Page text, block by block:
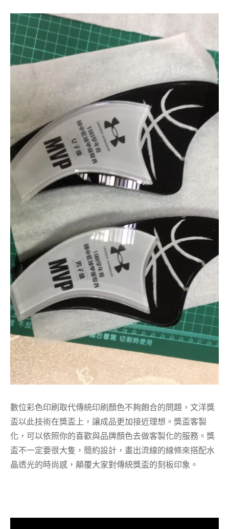
數位彩色印刷取代傳統印刷顏色不夠飽合的問題，文洋獎
盃以此技術在獎盃上，讓成品更加接近理想。獎盃客製
化，可以依照你的喜歡與品牌顏色去做客製化的服務。獎
盃不一定要很大隻，簡約設計，畫出流線的線條來搭配水
晶透光的時尚感，顛覆大家對傳統獎盃的刻板印象。